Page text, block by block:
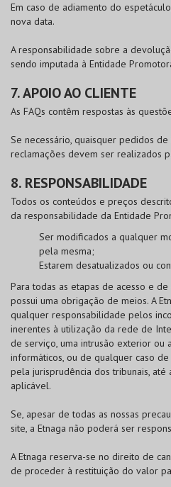
Em caso de adiamento do
nova data.
A responsabilidade sobre a
sendo imputada à Entidade
7. APOIO AO CLIENTE
As FAQs contêm respostas às
Se necessário, quaisquer pedidos
reclamações devem ser realizados
8. RESPONSABILIDADE
Todos os conteúdos e preços
da responsabilidade da Entidade
Ser modificados a qualquer
pela mesma;
Estarem desatualizados ou
Para todas as etapas de acesso e
possui uma obrigação de meios. A
qualquer responsabilidade pelos
inerentes à utilização da rede de
de serviço, uma intrusão exterior ou
informáticos, ou de qualquer caso
pela jurisprudência dos tribunais,
aplicável.
Se, apesar de todas as nossas
site, a Etnaga não poderá ser
A Etnaga reserva-se no direito de
de proceder à restituição do valor